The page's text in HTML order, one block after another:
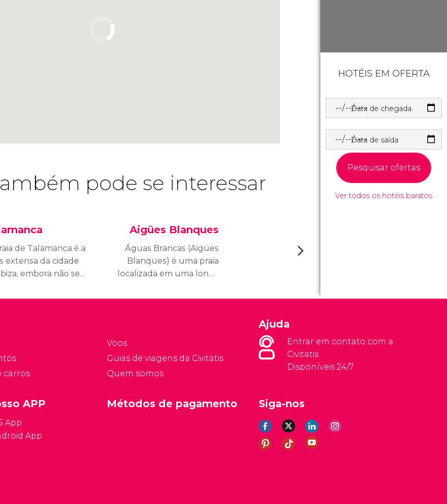
pode se interessar
de Talamanca é a
extensa da cidade
embora não seja
das mais visitadas.
Aigües Blanques
Águas Brancas (Aigües
Blanques) é uma praia
localizada em uma longa
localizada aos pés de
HOTÉIS EM OFERTA
Data de chegada
Data de saída
Pesquisar ofertas
Ver todos os hotéis baratos
carros
Voos
Guias de viagens da Civitatis
Quem somos
Ajuda
Entrar em contato com a
Civitatis
Disponíveis 24/7
Siga-nos
APP
App
App
Métodos de pagamento